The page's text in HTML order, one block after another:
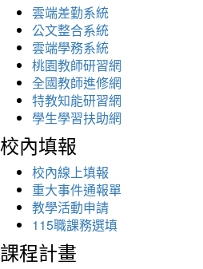
雲端差勤系統
公文整合系統
雲端學務系統
桃園教師研習網
全國教師進修網
特教知能研習網
學生學習扶助網
校內填報
校內線上填報
重大事件通報單
教學活動申請
115職課務選填
課程計畫